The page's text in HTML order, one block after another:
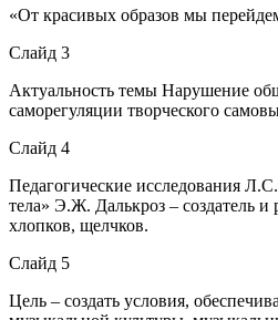
«От красивых образов мы
Слайд 3
Актуальность темы Нарушение
саморегуляции творческого
Слайд 4
Педагогические исследования
тела» Э.Ж. Далькроз – создатель
хлопков, щелчков.
Слайд 5
Цель – создать условия,